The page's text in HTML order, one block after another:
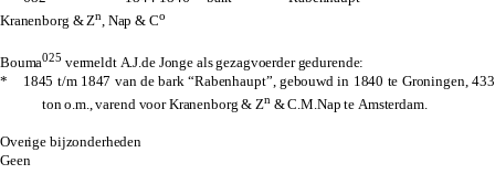
Kranenborg & Zn, Nap & Co
Bouma025 vermeldt A.J.de Jonge als gezagvoerder gedurende:
* 1845 t/m 1847 van de bark “Rabenhaupt”, gebouwd in 1840 te Groningen, 433
ton o.m., varend voor Kranenborg & Zn& C.M.Nap te Amsterdam.
Overige bijzonderheden
Geen